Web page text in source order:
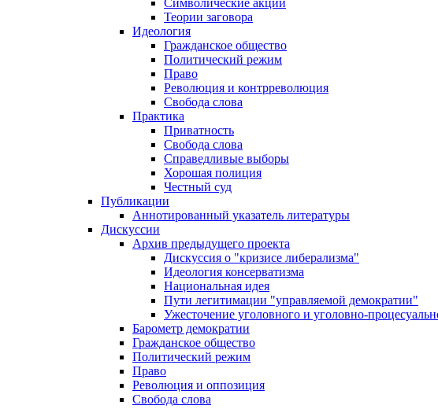
Символические акции
Теории заговора
Идеология
Гражданское общество
Политический режим
Право
Революция и контрреволюция
Свобода слова
Практика
Приватность
Свобода слова
Справедливые выборы
Хорошая полиция
Честный суд
Публикации
Аннотированный указатель литературы
Дискуссии
Архив предыдущего проекта
Дискуссия о "кризисе либерализма"
Идеология консерватизма
Национальная идея
Пути легитимации "управляемой демократии"
Ужесточение уголовного и уголовно-
Барометр демократии
Гражданское общество
Политический режим
Право
Революция и оппозиция
Свобода слова